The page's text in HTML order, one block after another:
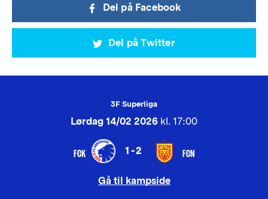
Del på Facebook
Del på Twitter
3F Superliga
Lørdag 14/02 2026 kl. 17:00
FCK 1-2 FCN
Gå til kampside